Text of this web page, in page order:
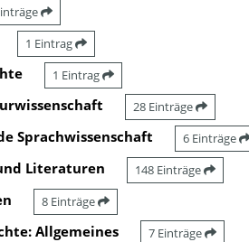
1 Eintrag
1 Eintrag
28 Einträge
Sprachwissenschaft 6 Einträge
Literaturen 148 Einträge
8 Einträge
Allgemeines 7 Einträge